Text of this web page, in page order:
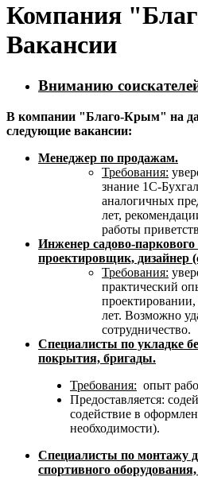
Компания
Вакансии
Вниманию
В компании "Благо-Крым" на
следующие вакансии:
Менеджер по продажам.
Требования:
знание 1С-
аналогичных
лет,
работы
Инженер садово-паркового
проектировщик, дизайнер
Требования:
практический
лет. Возможно
сотрудничество.
Специалисты по укладке
покрытия, бригады.
Требования: опыт
Предоставляется:
содействие в
необходимости).
Специалисты по монтажу
спортивного